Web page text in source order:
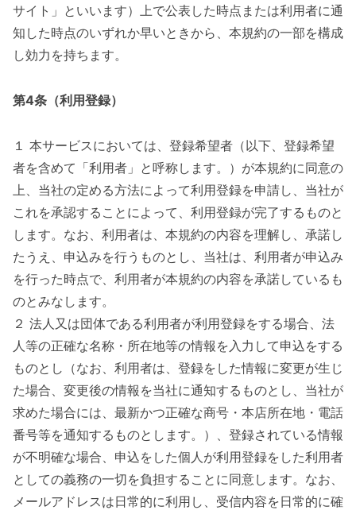
サイト」といいます）上で公表した時点または利用者に通
知した時点のいずれか早いときから、本規約の一部を構成
し効力を持ちます。
第4条（利用登録）
１ 本サービスにおいては、登録希望者（以下、登録希望
者を含めて「利用者」と呼称します。）が本規約に同意の
上、当社の定める方法によって利用登録を申請し、当社が
これを承認することによって、利用登録が完了するものと
します。なお、利用者は、本規約の内容を理解し、承諾し
たうえ、申込みを行うものとし、当社は、利用者が申込み
を行った時点で、利用者が本規約の内容を承諾しているも
のとみなします。
２ 法人又は団体である利用者が利用登録をする場合、法
人等の正確な名称・所在地等の情報を入力して申込をする
ものとし（なお、利用者は、登録をした情報に変更が生じ
た場合、変更後の情報を当社に通知するものとし、当社が
求めた場合には、最新かつ正確な商号・本店所在地・電話
番号等を通知するものとします。）、登録されている情報
が不明確な場合、申込をした個人が利用登録をした利用者
としての義務の一切を負担することに同意します。なお、
メールアドレスは日常的に利用し、受信内容を日常的に確